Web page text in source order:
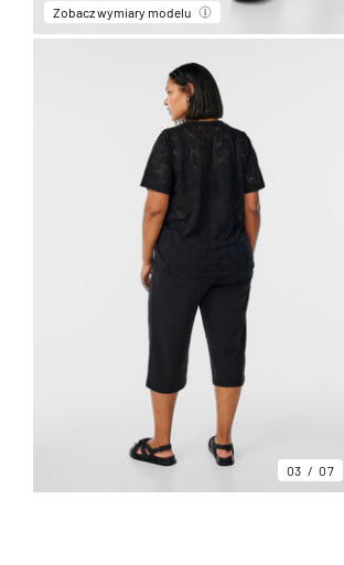
Zobacz wymiary modelu
03 07